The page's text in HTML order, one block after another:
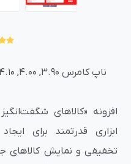
ناپ کامرس 3.90, 4.00, 4.10, 4.20, 4.30, 4.40, 4.50, 4.60
افزونه «کالاهای
ابزاری قدرتمند برای
تخفیفی و نمایش